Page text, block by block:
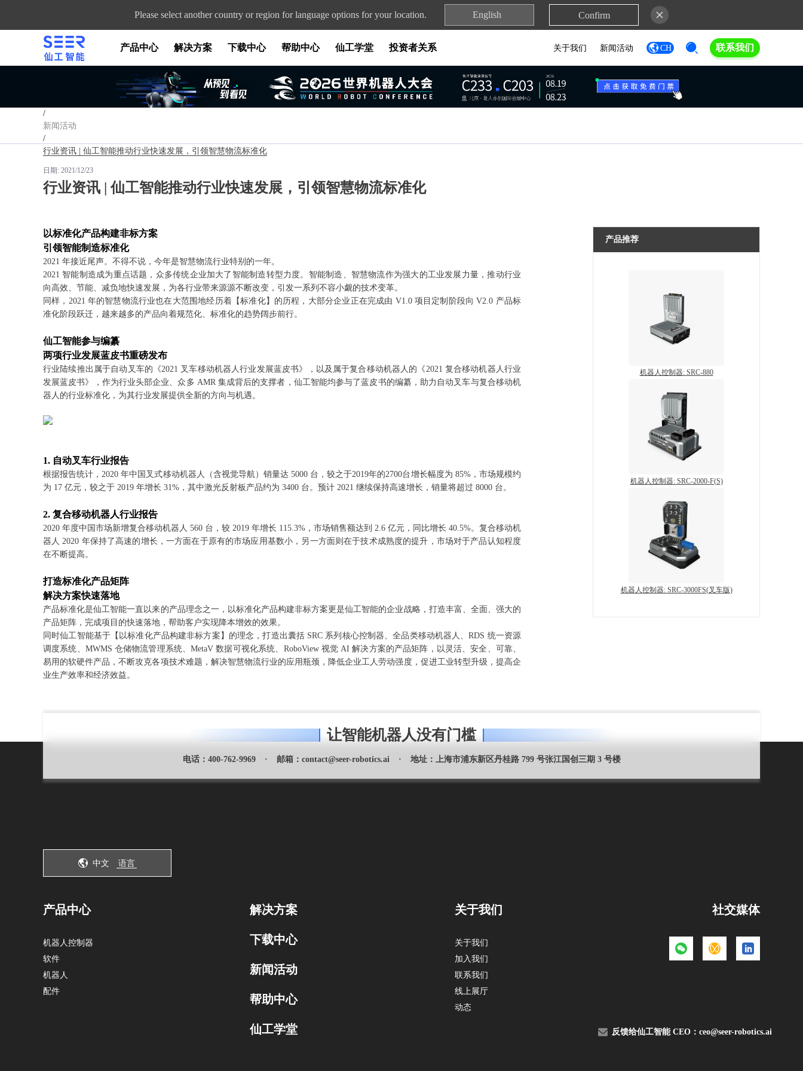
Please select another country or region for language options for your location. English Confirm
产品中心 解决方案 下载中心 帮助中心 仙工学堂 投资者关系 关于我们 新闻活动 CH 联系我们
/
新闻活动
/
行业资讯 | 仙工智能推动行业快速发展，引领智慧物流标准化
日期: 2021/12/23
行业资讯 | 仙工智能推动行业快速发展，引领智慧物流标准化
以标准化产品构建非标方案
引领智能制造标准化
2021 年接近尾声。不得不说，今年是智慧物流行业特别的一年。
2021 智能制造成为重点话题，众多传统企业加大了智能制造转型力度。智能制造、智慧物流作为强大的工业发展力量，推动行业
向高效、节能、减负地快速发展，为各行业带来源源不断改变，引发一系列不容小觑的技术变革。
同样，2021 年的智慧物流行业也在大范围地经历着【标准化】的历程，大部分企业正在完成由 V1.0 项目定制阶段向 V2.0 产品标
准化阶段跃迁，越来越多的产品向着规范化、标准化的趋势阔步前行。
仙工智能参与编纂
两项行业发展蓝皮书重磅发布
行业陆续推出属于自动叉车的《2021 叉车移动机器人行业发展蓝皮书》，以及属于复合移动机器人的《2021 复合移动机器人行业
发展蓝皮书》，作为行业头部企业、众多 AMR 集成背后的支撑者，仙工智能均参与了蓝皮书的编纂，助力自动叉车与复合移动机
器人的行业标准化，为其行业发展提供全新的方向与机遇。
1. 自动叉车行业报告
根据报告统计，2020 年中国叉式移动机器人（含视觉导航）销量达 5000 台，较之于2019年的2700台增长幅度为 85%，市场规模约
为 17 亿元，较之于 2019 年增长 31%，其中激光反射板产品约为 3400 台。预计 2021 继续保持高速增长，销量将超过 8000 台。
2. 复合移动机器人行业报告
2020 年度中国市场新增复合移动机器人 560 台，较 2019 年增长 115.3%，市场销售额达到 2.6 亿元，同比增长 40.5%。复合移动机
器人 2020 年保持了高速的增长，一方面在于原有的市场应用基数小，另一方面则在于技术成熟度的提升，市场对于产品认知程度
在不断提高。
打造标准化产品矩阵
解决方案快速落地
产品标准化是仙工智能一直以来的产品理念之一，以标准化产品构建非标方案更是仙工智能的企业战略，打造丰富、全面、强大的
产品矩阵，完成项目的快速落地，帮助客户实现降本增效的效果。
同时仙工智能基于【以标准化产品构建非标方案】的理念，打造出囊括 SRC 系列核心控制器、全品类移动机器人、RDS 统一资源
调度系统、MWMS 仓储物流管理系统、MetaV 数据可视化系统、RoboView 视觉 AI 解决方案的产品矩阵，以灵活、安全、可靠、
易用的软硬件产品，不断攻克各项技术难题，解决智慧物流行业的应用瓶颈，降低企业工人劳动强度，促进工业转型升级，提高企
业生产效率和经济效益。
产品推荐
机器人控制器: SRC-880
机器人控制器: SRC-2000-F(S)
机器人控制器: SRC-3000FS(叉车版)
让智能机器人没有门槛
电话： 400-762-9969 · 邮箱： contact@seer-robotics.ai · 地址： 上海市浦东新区丹桂路 799 号张江国创三期 3 号楼
中文 语言
产品中心
机器人控制器
软件
机器人
配件
解决方案
下载中心
新闻活动
帮助中心
仙工学堂
关于我们
关于我们
加入我们
联系我们
线上展厅
动态
社交媒体
反馈给仙工智能 CEO： ceo@seer-robotics.ai